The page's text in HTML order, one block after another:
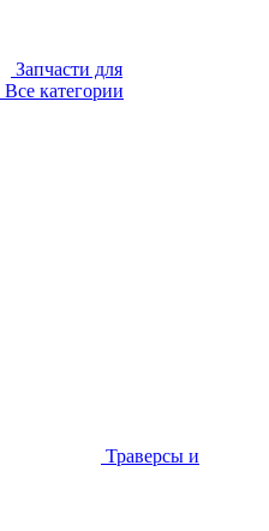
Запчасти для
Все категории
Траверсы и